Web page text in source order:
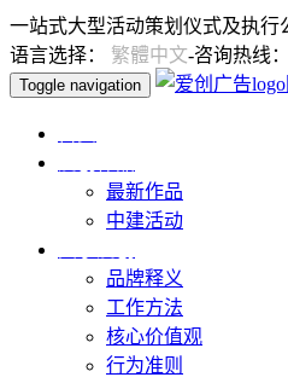
一站式大型活动策划仪式及执行
语言选择： 繁體中文-咨询热线
Toggle navigation
最新作品
中建活动
品牌释义
工作方法
核心价值观
行为准则